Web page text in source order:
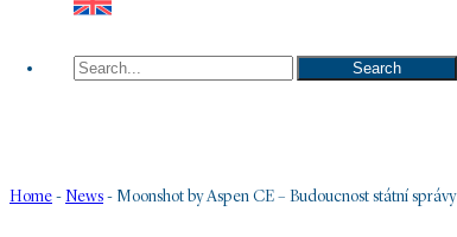
Search Search
Home - News - Moonshot by Aspen CE – Budoucnost státní správy